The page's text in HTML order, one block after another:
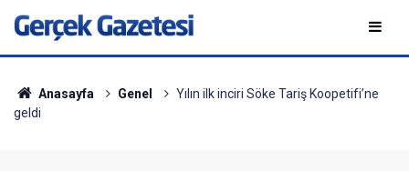
Anasayfa Genel
Yılın ilk inciri Söke Tariş Koopetifi’ne
geldi